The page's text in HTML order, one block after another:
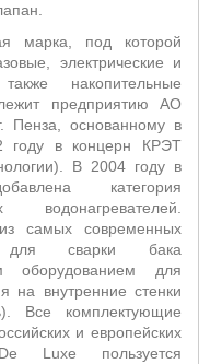
марка, под которой
электрические и
накопительные
предприятию АО
основанному в
году в концерн КРЭТ
В 2004 году в
категория
водонагревателей.
самых современных
для сварки бака
оборудованием для
на внутренние стенки
Все комплектующие
и европейских
Luxe пользуется